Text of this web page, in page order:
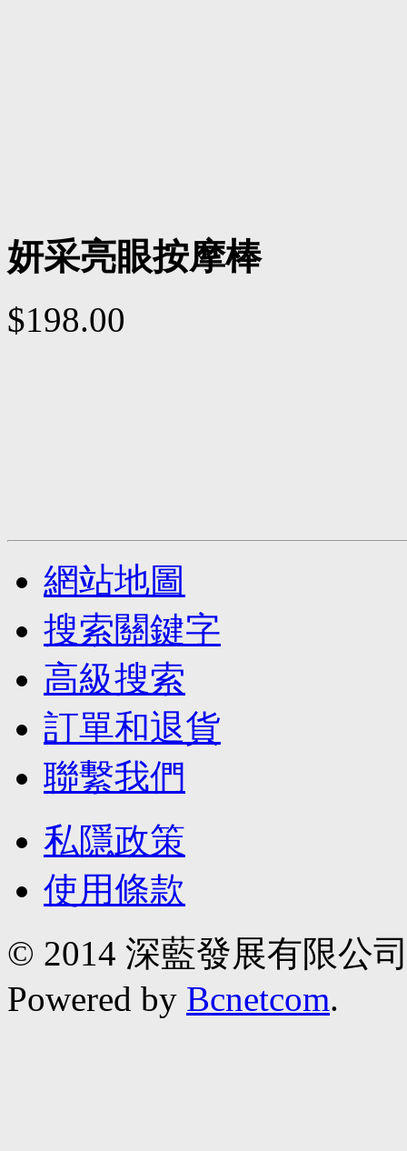
妍采亮眼按摩棒
$198.00
網站地圖
搜索關鍵字
高級搜索
訂單和退貨
聯繫我們
私隱政策
使用條款
© 2014 深藍發展有限公
Powered by Bcnetcom.